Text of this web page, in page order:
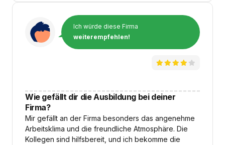
Ich würde diese Firma
weiterempfehlen!
Wie gefällt dir die Ausbildung bei deiner
Firma?
Mir gefällt an der Firma besonders das angenehme
Arbeitsklima und die freundliche Atmosphäre. Die
Kollegen sind hilfsbereit, und ich bekomme die